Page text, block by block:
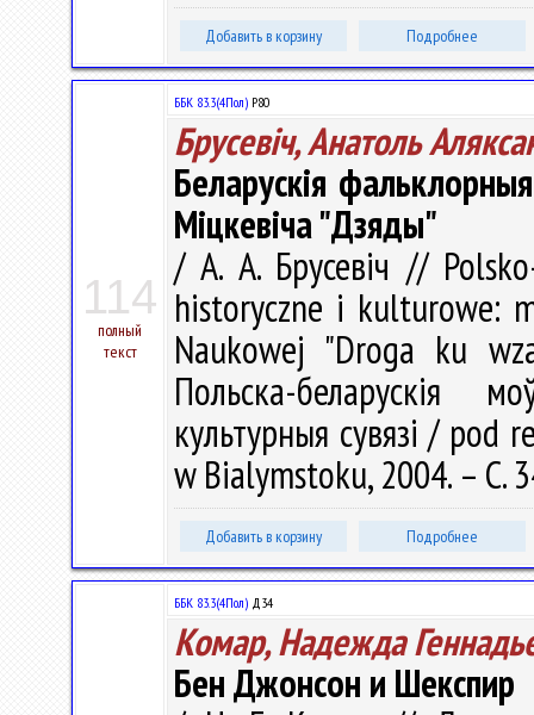
Добавить в корзину Подробнее
114
полный
текст
ББК 83.3(4Пол) P80
Брусевіч, Анатоль
Беларускія
Міцкевіча "Дзяды"
/ А. А. Брусевіч //
historyczne i kulturowe:
Naukowej "Droga ku
Польска-беларускія
культурныя сувязі / pod
w Bialymstoku, 2004. – С.
Добавить в корзину Подробнее
ББК 83.3(4Пол) Д34
Комар, Надежда
Бен Джонсон и Шекспир